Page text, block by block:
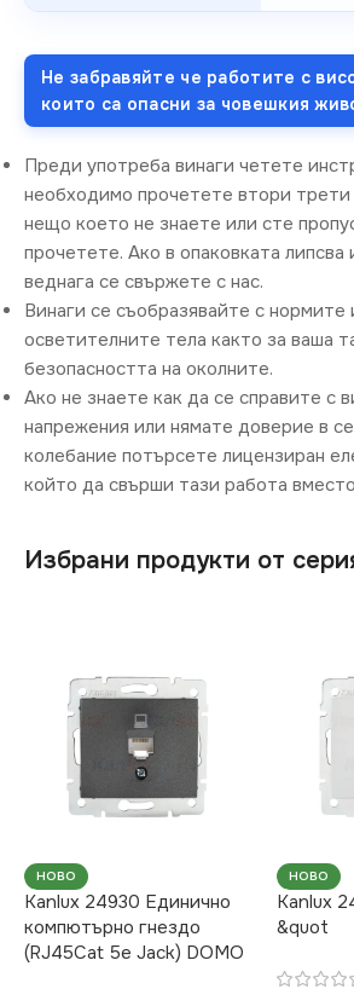
Не забравяйте че работите с
които са опасни за човешкия
Преди употреба винаги четете
необходимо прочетете втори
нещо което не знаете или сте
прочетете. Ако в опаковката липсва
веднага се свържете с нас.
Винаги се съобразявайте с нормите
осветителните тела както за ваша
безопасността на околните.
Ако не знаете как да се справите с
напрежения или нямате доверие в
колебание потърсете лицензиран
който да свърши тази работа
Избрани продукти от
НОВО
Kanlux 24930 Единично
компютърно гнездо
(RJ45Cat 5e Jack) DOMO
НОВО
Kanlux
&quot